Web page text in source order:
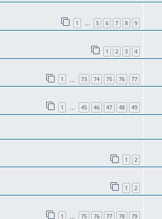
1 … 5 6 7 8 9
1 2 3 4
1 73 74 75 76 77
1 … 45 46 47 48 49
1 2
1 2
1 … 75 76 77 78 79